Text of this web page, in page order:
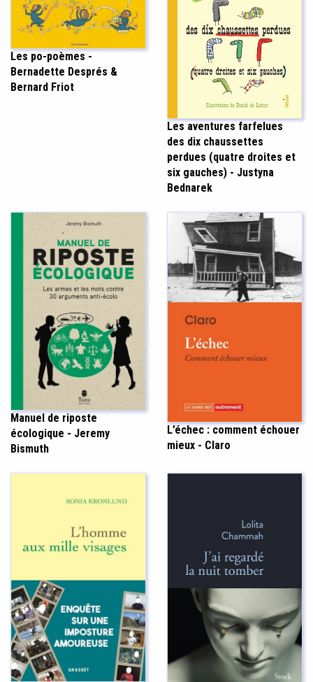
Les po-poèmes -
Bernadette Després &
Bernard Friot
Les aventures farfelues
des dix chaussettes
perdues (quatre droites et
six gauches) - Justyna
Bednarek
Manuel de riposte
écologique - Jeremy
Bismuth
L’échec : comment échouer
mieux - Claro